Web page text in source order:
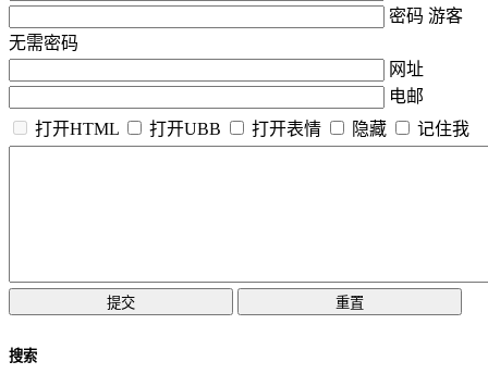
密码 游客
无需密码
网址
电邮
打开HTML
打开UBB 打开表情 隐藏 记住我
搜索